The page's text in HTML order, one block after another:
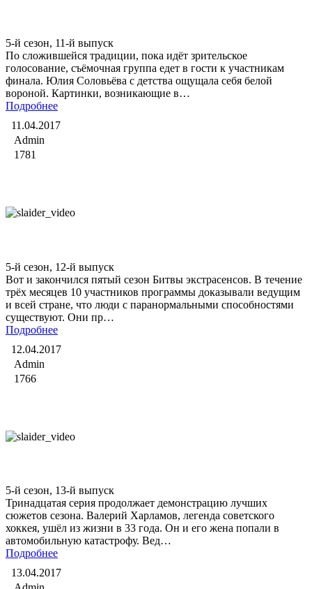
5-й сезон, 11-й выпуск
По сложившейся традиции, пока идёт зрительское
голосование, съёмочная группа едет в гости к участникам
финала. Юлия Соловьёва с детства ощущала себя белой
вороной. Картинки, возникающие в…
Подробнее
11.04.2017
Admin
1781
5-й сезон, 12-й выпуск
Вот и закончился пятый сезон Битвы экстрасенсов. В течение
трёх месяцев 10 участников программы доказывали ведущим
и всей стране, что люди с паранормальными способностями
существуют. Они пр…
Подробнее
12.04.2017
Admin
1766
5-й сезон, 13-й выпуск
Тринадцатая серия продолжает демонстрацию лучших
сюжетов сезона. Валерий Харламов, легенда советского
хоккея, ушёл из жизни в 33 года. Он и его жена попали в
автомобильную катастрофу. Вед…
Подробнее
13.04.2017